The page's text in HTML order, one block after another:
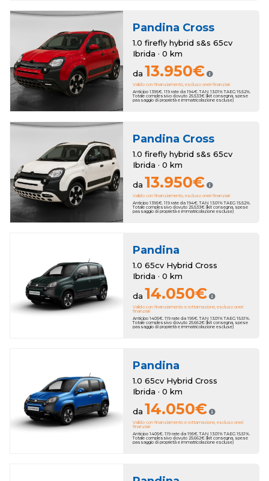
Pandina Cross
1.0 firefly hybrid s&s 65cv
Ibrida · 0 km
da 13.950€
Valido con finanziamento, escluso oneri finanziari
Anticipo 1395€. 119 rate da 194€. TAN 13.01% TAEG 15.52%.
Totale complessivo dovuto 25.533€ (kit consegna, spese
passaggio di proprietà e immatricolazione escluse)
Pandina Cross
1.0 firefly hybrid s&s 65cv
Ibrida · 0 km
da 13.950€
Valido con finanziamento, escluso oneri finanziari
Anticipo 1395€. 119 rate da 194€. TAN 13.01% TAEG 15.52%.
Totale complessivo dovuto 25.533€ (kit consegna, spese
passaggio di proprietà e immatricolazione escluse)
Pandina
1.0 65cv Hybrid Cross
Ibrida · 0 km
da 14.050€
Valido con finanziamento e rottamazione, escluso oneri
finanziari
Anticipo 1405€. 119 rate da 195€. TAN 13.01% TAEG 15.51%.
Totale complessivo dovuto 25.662€ (kit consegna, spese
passaggio di proprietà e immatricolazione escluse)
Pandina
1.0 65cv Hybrid Cross
Ibrida · 0 km
da 14.050€
Valido con finanziamento e rottamazione, escluso oneri
finanziari
Anticipo 1405€. 119 rate da 195€. TAN 13.01% TAEG 15.51%.
Totale complessivo dovuto 25.662€ (kit consegna, spese
passaggio di proprietà e immatricolazione escluse)